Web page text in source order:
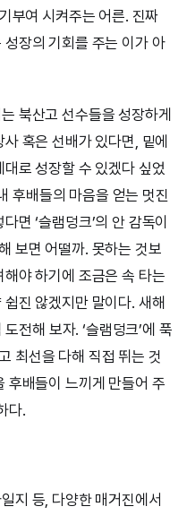
부여 시켜주는 어른. 진짜
장의 기회를 주는 이가 아
북산고 선수들을 성장하게
혹은 선배가 있다면, 밑에
로 성장할 수 있겠다 싶었
후배들의 마음을 얻는 멋진
면 ‘슬램덩크’의 안 감독이
보면 어떨까. 못하는 것보
야 하기에 조금은 속 타는
진 않겠지만 말이다. 새해
전해 보자. ‘슬램덩크’에 푹
최선을 다해 직접 뛰는 것
후배들이 느끼게 만들어 주
다.
지 등, 다양한 매거진에서